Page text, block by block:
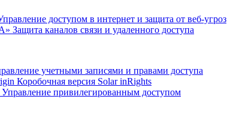
доступом в интернет и защита от веб-угроз
Защита каналов связи и удаленного доступа
учетными записями и правами доступа
Коробочная версия Solar inRights
Управление привилегированным доступом